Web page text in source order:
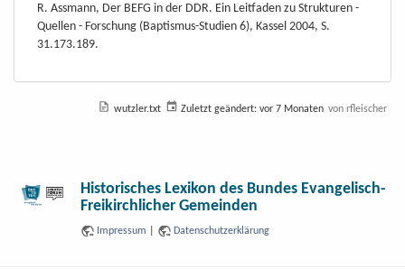
R. Assmann, Der BEFG in der DDR. Ein Leitfaden zu Strukturen -
Quellen - Forschung (Baptismus-Studien 6), Kassel 2004, S.
31.173.189.
wutzler.txt Zuletzt geändert: vor 7 Monaten von rfleischer
Historisches Lexikon des Bundes Evangelisch-
Freikirchlicher Gemeinden
Impressum Datenschutzerklärung